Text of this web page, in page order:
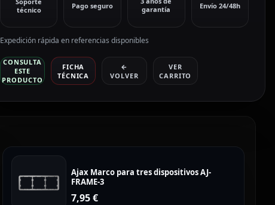
técnico
Pago seguro
garantía
Envío 24/48h
Expedición rápida en referencias disponibles
CONSULTA
ESTE
PRODUCTO
FICHA
TÉCNICA
←
VOLVER
VER
CARRITO
Ajax Marco para tres dispositivos AJ-
FRAME-3
7,95€